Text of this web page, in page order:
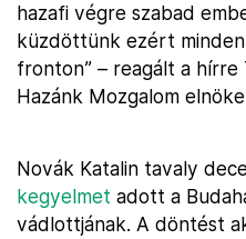
hazafi végre szabad
küzdöttünk ezért
fronton” – reagált a hírre
Hazánk Mozgalom
Novák Katalin tavaly
kegyelmet adott a
vádlottjának. A döntést